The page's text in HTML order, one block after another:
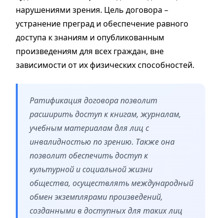
нарушениями зрения. Цель договора –
устранение преград и обеспечение равного
доступа к знаниям и опубликованным
произведениям для всех граждан, вне
зависимости от их физических способностей.
Ратификация договора позволит
расширить доступ к книгам, журналам,
учебным материалам для лиц с
инвалидностью по зрению. Также она
позволит обеспечить доступ к
культурной и социальной жизни
общества, осуществлять международный
обмен экземплярами произведений,
созданными в доступных для таких лиц